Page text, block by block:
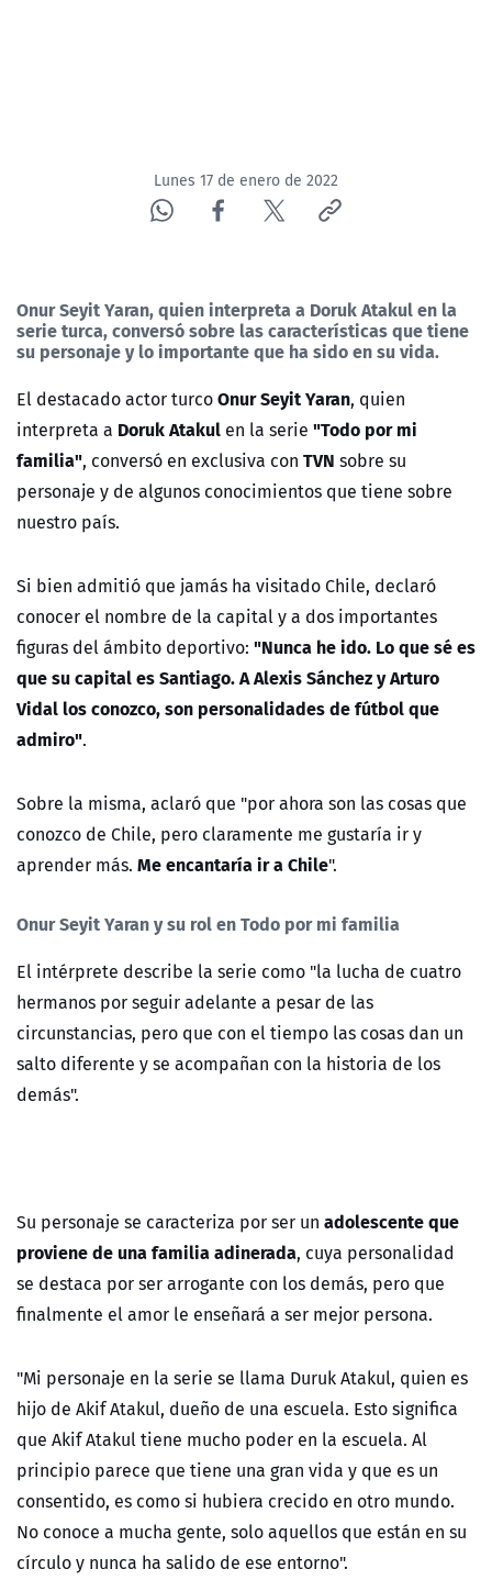
Lunes 17 de enero de 2022
Onur Seyit Yaran, quien interpreta a Doruk Atakul en la
serie turca, conversó sobre las características que tiene
su personaje y lo importante que ha sido en su vida.
El destacado actor turcoOnur Seyit Yaran, quien
interpreta a Doruk Atakul en la serie "Todo por mi
familia", conversó en exclusiva con TVN sobre su
personaje y de algunos conocimientos que tiene sobre
nuestro país.
Si bien admitió que jamás ha visitado Chile, declaró
conocer el nombre de la capital y a dos importantes
figuras del ámbito deportivo: "Nunca he ido. Lo que sé es
que su capital es Santiago. A Alexis Sánchez y Arturo
Vidal los conozco, son personalidades de fútbol que
admiro".
Sobre la misma, aclaró que "por ahora son las cosas que
conozco de Chile, pero claramente me gustaría ir y
aprender más. Me encantaría ir a Chile".
Onur Seyit Yaran y su rol en Todo por mi familia
El intérprete describe la serie como "la lucha de cuatro
hermanos por seguir adelante a pesar de las
circunstancias, pero que con el tiempo las cosas dan un
salto diferente y se acompañan con la historia de los
demás".
Su personaje se caracteriza por ser un adolescente que
proviene de una familia adinerada, cuya personalidad
se destaca por ser arrogante con los demás, pero que
finalmente el amor le enseñará a ser mejor persona.
"Mi personaje en la serie se llama Duruk Atakul, quien es
hijo de Akif Atakul, dueño de una escuela. Esto significa
que Akif Atakul tiene mucho poder en la escuela. Al
principio parece que tiene una gran vida y que es un
consentido, es como si hubiera crecido en otro mundo.
No conoce a mucha gente, solo aquellos que están en su
círculo y nunca ha salido de ese entorno".